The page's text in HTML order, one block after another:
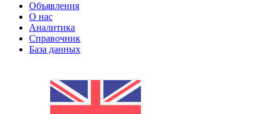
Объявления
О нас
Аналитика
Справочник
База данных